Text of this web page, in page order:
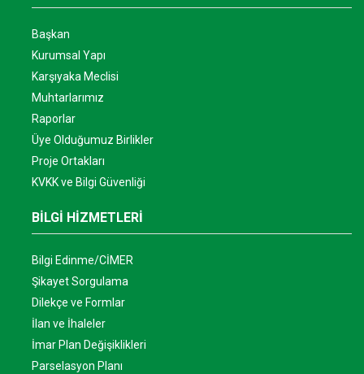
Başkan
Kurumsal Yapı
Karşıyaka Meclisi
Muhtarlarımız
Raporlar
Üye Olduğumuz Birlikler
Proje Ortakları
KVKK ve Bilgi Güvenliği
BİLGİ HİZMETLERİ
Bilgi Edinme/CİMER
Şikayet Sorgulama
Dilekçe ve Formlar
İlan ve İhaleler
İmar Plan Değişiklikleri
Parselasyon Planı